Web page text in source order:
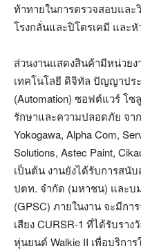
ท้าทายในการตรวจสอบและ
โรงกลั่นและปิโตรเคมี และ
ส่วนงานแสดงสินค้ามีหน่วย
เทคโนโลยี ดิจิทัล ปัญญาปร
(Automation) ซอฟต์แวร์ โ
รักษาและความปลอดภัย จา
Yokogawa, Alpha Com,
Solutions, Astec Paint,
เป็นต้น งานยังได้รับการสนั
ปตท. จำกัด (มหาชน) และบ
(GPSC) ภายในงาน จะมีกา
เสียง CURSR-1 ที่ได้รับราง
หุ่นยนต์ Walkie II เพื่อบริกา